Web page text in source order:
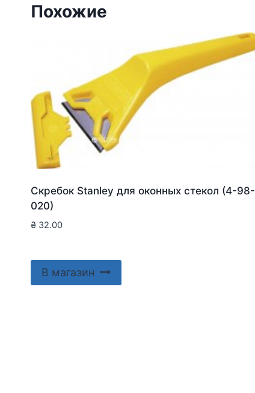
Похожие
Скребок Stanley для оконныx стекол (4-98-
020)
₴ 32.00
В магазин